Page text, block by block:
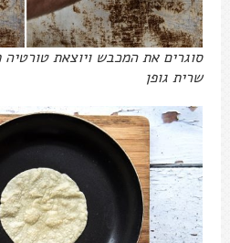
סוגרים את המכבש ויוצאת
שרית גופן